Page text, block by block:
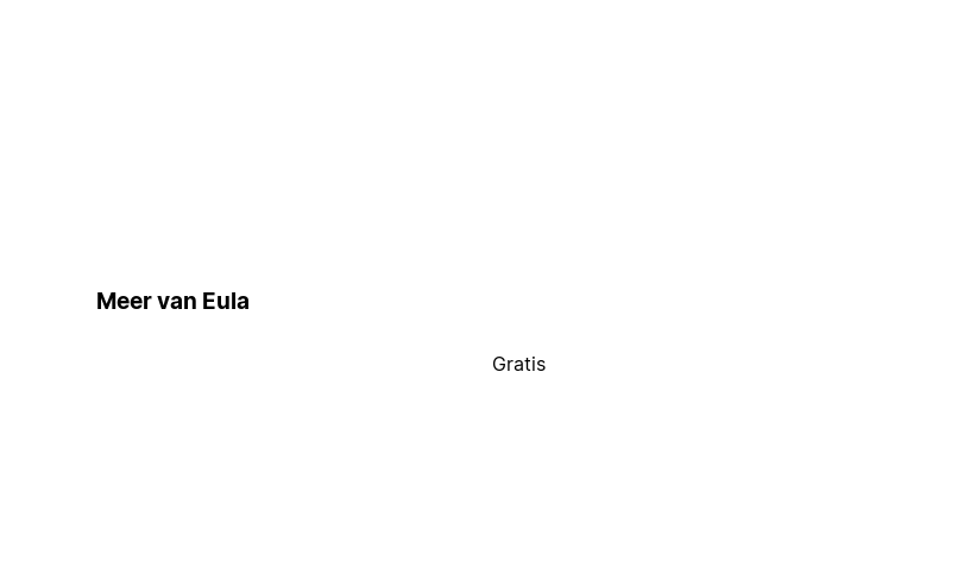
Meer van Eula
Gratis